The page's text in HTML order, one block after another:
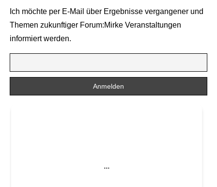
Ich möchte per E-Mail über Ergebnisse vergangener und
Themen zukunftiger Forum:Mirke Veranstaltungen
informiert werden.